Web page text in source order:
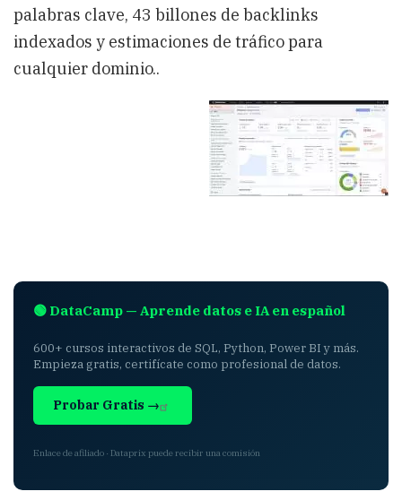
palabras clave, 43 billones de backlinks
indexados y estimaciones de tráfico para
cualquier dominio..
🟢 DataCamp — Aprende datos e IA en español
600+ cursos interactivos de SQL, Python, Power BI y más.
Empieza gratis, certifícate como profesional de datos.
Probar Gratis →
Enlace de afiliado · Dataprix puede recibir una comisión